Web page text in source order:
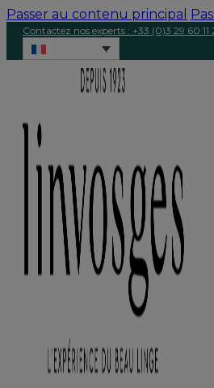
Passer au contenu principal
Contactez nos experts : +33 (0)3 29 60 11